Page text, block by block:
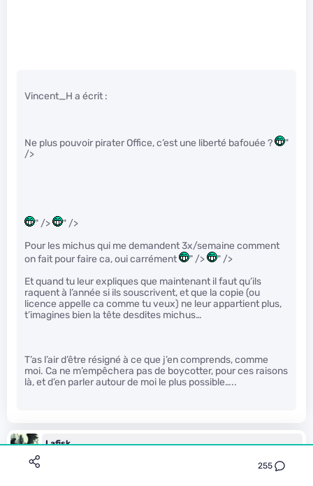
255
Vincent_H a écrit :
Ne plus pouvoir pirater Office, c’est une liberté bafouée ?
"
/>
" />
" />
Pour les michus qui me demandent 3x/semaine comment
on fait pour faire ca, oui carrément
" />
" />
Et quand tu leur expliques que maintenant il faut qu’ils
raquent à l’année si ils souscrivent, et que la copie (ou
licence appelle ca comme tu veux) ne leur appartient plus,
t’imagines bien la tête desdites michus…
T’as l’air d’être résigné à ce que j’en comprends, comme
moi. Ca ne m’empêchera pas de boycotter, pour ces raisons
là, et d’en parler autour de moi le plus possible…..
Lafisk